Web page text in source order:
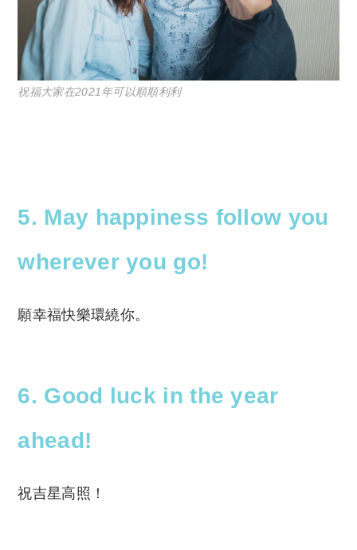
祝福大家在2021年可以順順利利
5. May happiness follow you
wherever you go!
願幸福快樂環繞你。
6. Good luck in the year
ahead!
祝吉星高照！